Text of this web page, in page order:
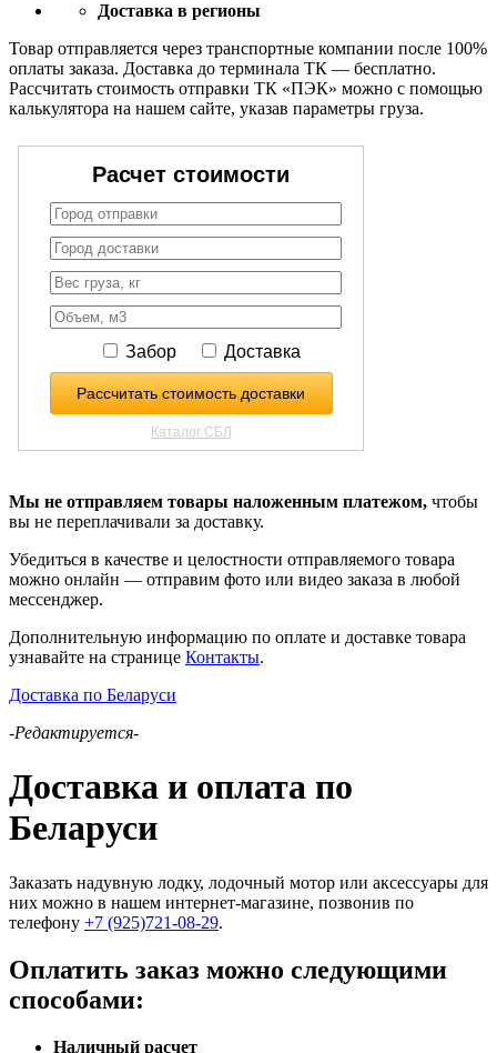
Доставка в регионы
Товар отправляется через транспортные компании после 100%
оплаты заказа. Доставка до терминала ТК — бесплатно.
Рассчитать стоимость отправки ТК «ПЭК» можно с помощью
калькулятора на нашем сайте, указав параметры груза.
Мы не отправляем товары наложенным платежом, чтобы
вы не переплачивали за доставку.
Убедиться в качестве и целостности отправляемого товара
можно онлайн — отправим фото или видео заказа в любой
мессенджер.
Дополнительную информацию по оплате и доставке товара
узнавайте на странице Контакты.
Доставка по Беларуси
-Редактируется-
Доставка и оплата по
Беларуси
Заказать надувную лодку, лодочный мотор или аксессуары для
них можно в нашем интернет-магазине, позвонив по
телефону +7 (925)721-08-29.
Оплатить заказ можно следующими
способами:
Наличный расчет